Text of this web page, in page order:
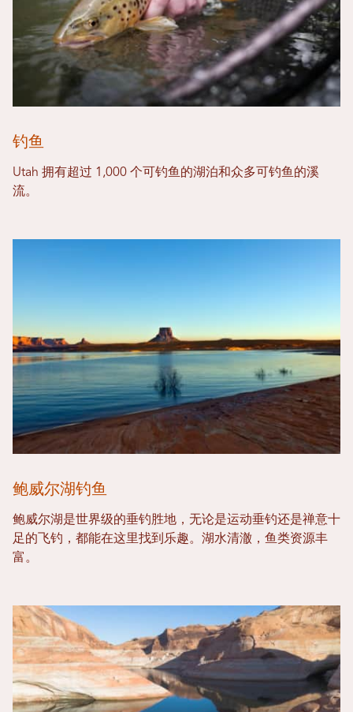
钓鱼
Utah 拥有超过 1,000 个可钓鱼的湖泊和众多可钓鱼的溪
流。
鲍威尔湖钓鱼
鲍威尔湖是世界级的垂钓胜地，无论是运动垂钓还是禅意十
足的飞钓，都能在这里找到乐趣。湖水清澈，鱼类资源丰
富。